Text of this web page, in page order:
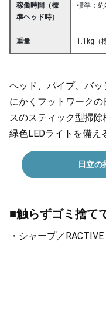
稼働時間（標
準ヘッド時）
標準：
重量 1.1kg（
ヘッド、パイプ、バ
にかくフットワーク
スのスティック型掃
緑色LEDライトを備え
日立の
■触らずゴミ捨て
・シャープ／RACTIVE